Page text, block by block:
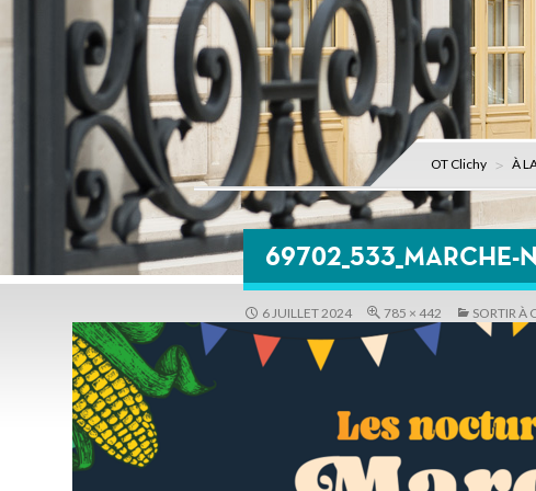
OT Clichy À
69702_533_MARCHE-
6 JUILLET 2024 785 × 442 SORTIR À